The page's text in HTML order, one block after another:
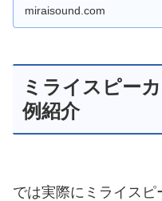
miraisound.com
ミライスピー
例紹介
では実際にミライス